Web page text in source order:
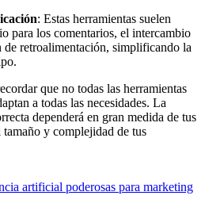
: Estas herramientas suelen
para los comentarios, el intercambio
de retroalimentación, simplificando la
que no todas las herramientas
a todas las necesidades. La
dependerá en gran medida de tus
tamaño y complejidad de tus
artificial poderosas para marketing